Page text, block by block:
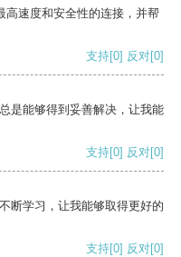
高速度和安全性的连接，并帮
支持[0] 反对[0]
是能够得到妥善解决，让我能
支持[0] 反对[0]
断学习，让我能够取得更好的
支持[0] 反对[0]